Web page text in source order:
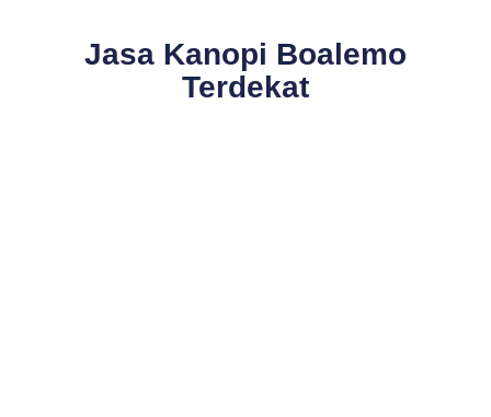
Jasa Kanopi Boalemo
Terdekat